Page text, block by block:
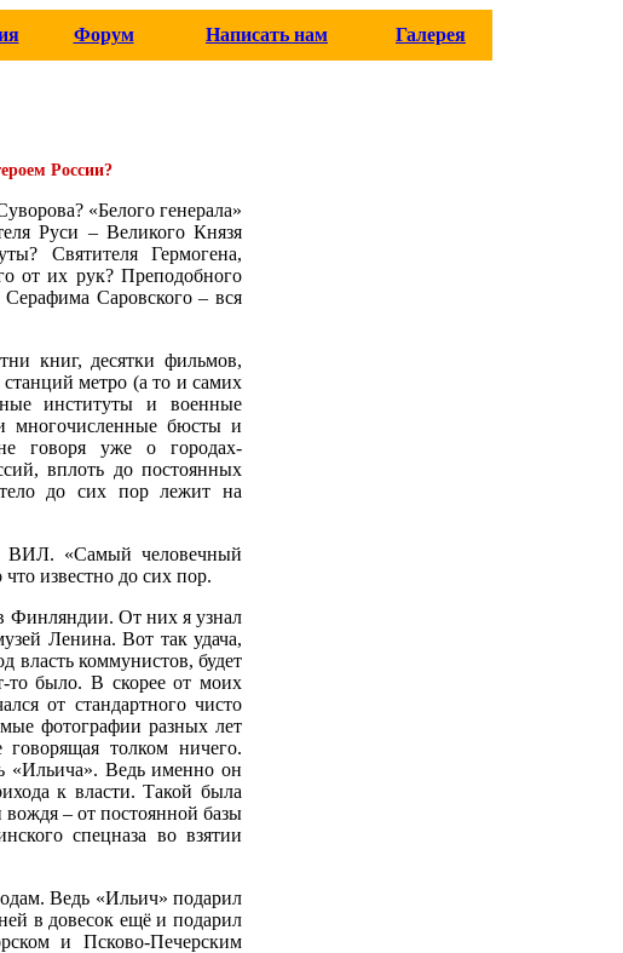
Форум Написать нам Галерея
России?
«Белого генерала»
Руси – Великого Князя
Святителя Гермогена,
от их рук? Преподобного
Саровского – вся
книг, десятки фильмов,
метро (а то и самих
институты и военные
многочисленные бюсты и
говоря уже о городах-
вплоть до постоянных
тело до сих пор лежит на
ВИЛ. «Самый человечный
известно до сих пор.
Финляндии. От них я узнал
Ленина. Вот так удача,
коммунистов, будет
то было. В скорее от моих
от стандартного чисто
фотографии разных лет
толком ничего.
«Ильича». Ведь именно он
к власти. Такой была
– от постоянной базы
спецназа во взятии
Ведь «Ильич» подарил
в довесок ещё и подарил
и Псково-Печерским